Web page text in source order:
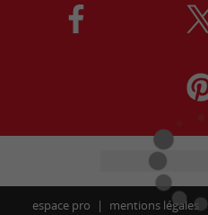
espace pro mentions légales